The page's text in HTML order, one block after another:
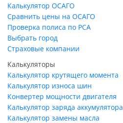
Калькулятор ОСАГО
Сравнить цены на ОСАГО
Проверка полиса по РСА
Выбрать город
Страховые компании
Калькуляторы
Калькулятор крутящего момента
Калькулятор износа шин
Конвертер мощности двигателя
Калькулятор заряда аккумулятора
Калькулятор замены масла